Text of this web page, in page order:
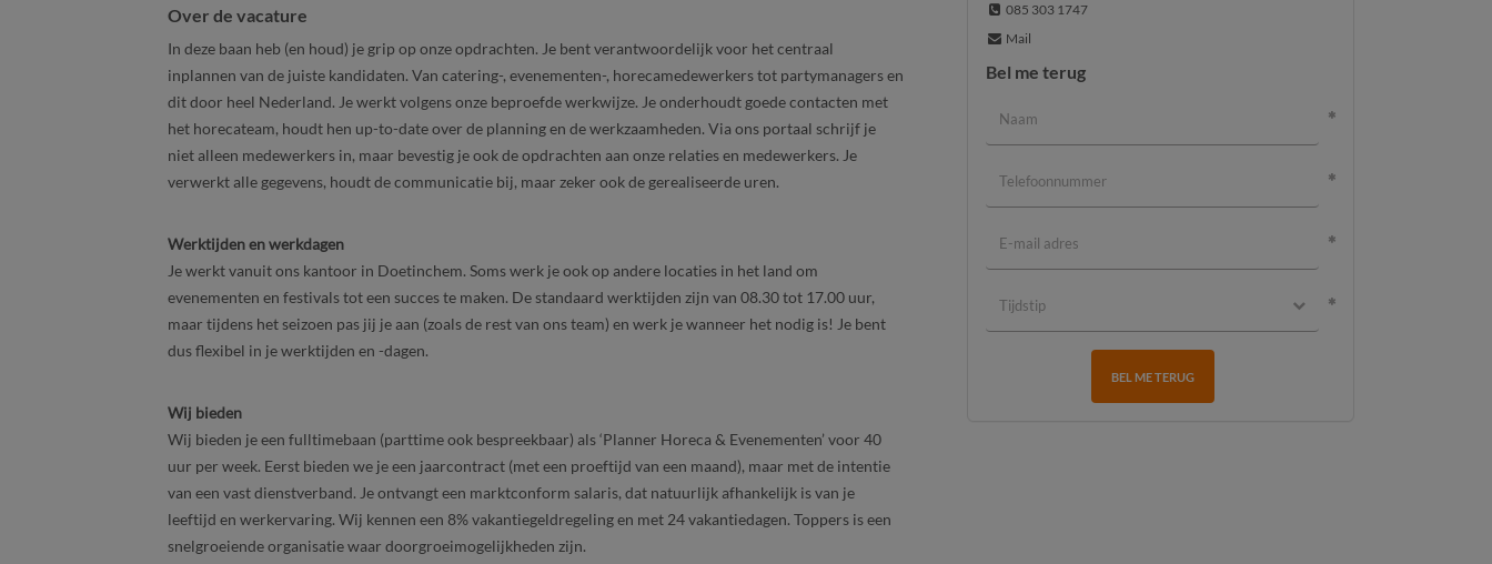
Over de vacature
In deze baan heb (en houd) je grip op onze opdrachten. Je bent verantwoordelijk voor het centraal
inplannen van de juiste kandidaten. Van catering-, evenementen-, horecamedewerkers tot partymanagers en
dit door heel Nederland. Je werkt volgens onze beproefde werkwijze. Je onderhoudt goede contacten met
het horecateam, houdt hen up-to-date over de planning en de werkzaamheden. Via ons portaal schrijf je
niet alleen medewerkers in, maar bevestig je ook de opdrachten aan onze relaties en medewerkers. Je
verwerkt alle gegevens, houdt de communicatie bij, maar zeker ook de gerealiseerde uren.
Werktijden en werkdagen
Je werkt vanuit ons kantoor in Doetinchem. Soms werk je ook op andere locaties in het land om
evenementen en festivals tot een succes te maken. De standaard werktijden zijn van 08.30 tot 17.00 uur,
maar tijdens het seizoen pas jij je aan (zoals de rest van ons team) en werk je wanneer het nodig is! Je bent
dus flexibel in je werktijden en -dagen.
Wij bieden
Wij bieden je een fulltimebaan (parttime ook bespreekbaar) als ‘Planner Horeca & Evenementen’ voor 40
uur per week. Eerst bieden we je een jaarcontract (met een proeftijd van een maand), maar met de intentie
van een vast dienstverband. Je ontvangt een marktconform salaris, dat natuurlijk afhankelijk is van je
leeftijd en werkervaring. Wij kennen een 8% vakantiegeldregeling en met 24 vakantiedagen. Toppers is een
snelgroeiende organisatie waar doorgroeimogelijkheden zijn.
085 303 1747
Mail
Bel me terug
BEL ME TERUG